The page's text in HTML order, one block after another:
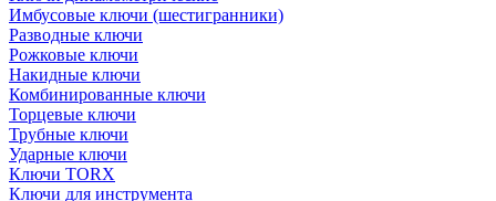
Имбусовые ключи (шестигранники)
Разводные ключи
Рожковые ключи
Накидные ключи
Комбинированные ключи
Торцевые ключи
Трубные ключи
Ударные ключи
Ключи TORX
Ключи для инструмента